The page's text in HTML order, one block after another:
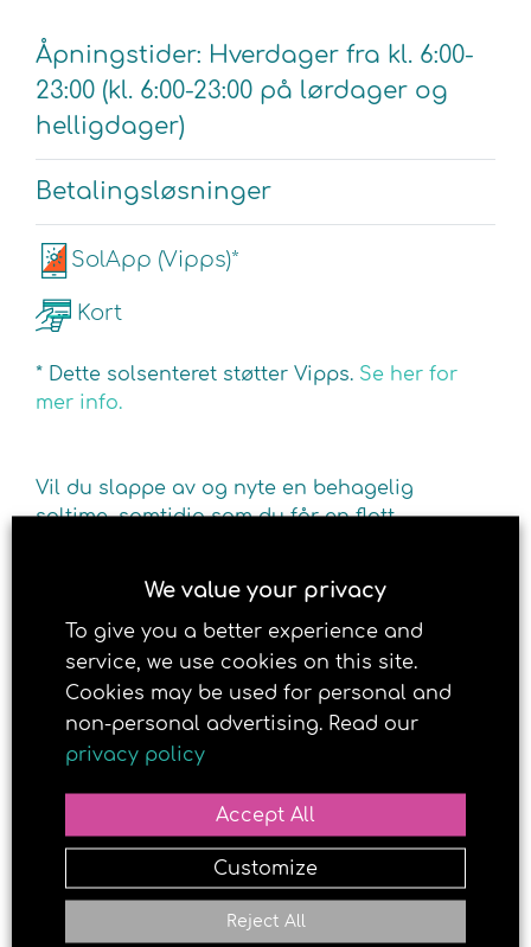
Åpningstider: Hverdager fra kl. 6:00-
23:00 (kl. 6:00-23:00 på lørdager og
helligdager)
Betalingsløsninger
SolApp (Vipps)*
Kort
* Dette solsenteret støtter Vipps. Se her for
mer info.
Vil du slappe av og nyte en behagelig
soltime, samtidig som du får en flott
We value your privacy
To give you a better experience and
service, we use cookies on this site.
Cookies may be used for personal and
non-personal advertising. Read our
privacy policy
Accept All
Reject All
Customize